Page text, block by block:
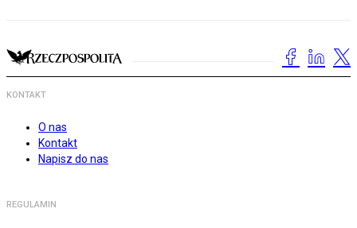
KONTAKT
O nas
Kontakt
Napisz do nas
REGULAMIN